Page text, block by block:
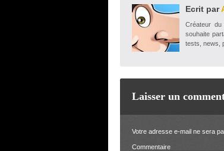
Ecrit par
Créateur
souhaite
tests, news,
Laisser un
Votre adresse e-mail ne sera